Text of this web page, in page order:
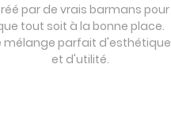
par de vrais barmans pour
tout soit à la bonne place.
mélange parfait d'esthétique
et d'utilité.